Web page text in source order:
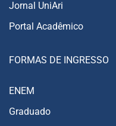
Jornal UniAri
Portal Acadêmico
FORMAS DE INGRESSO
ENEM
Graduado